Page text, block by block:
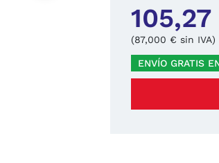
(87,000 € sin IVA)
ENVÍO GRATIS